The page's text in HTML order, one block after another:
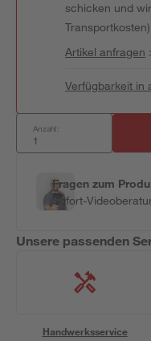
schicken und
Transportkosten).
Artikel anfragen
Verfügbarkeit in
Anzahl:
Fragen zum
Sofort-
Unsere passenden
Handwerksservice